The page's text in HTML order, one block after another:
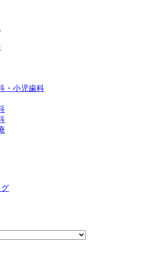
・小児歯科